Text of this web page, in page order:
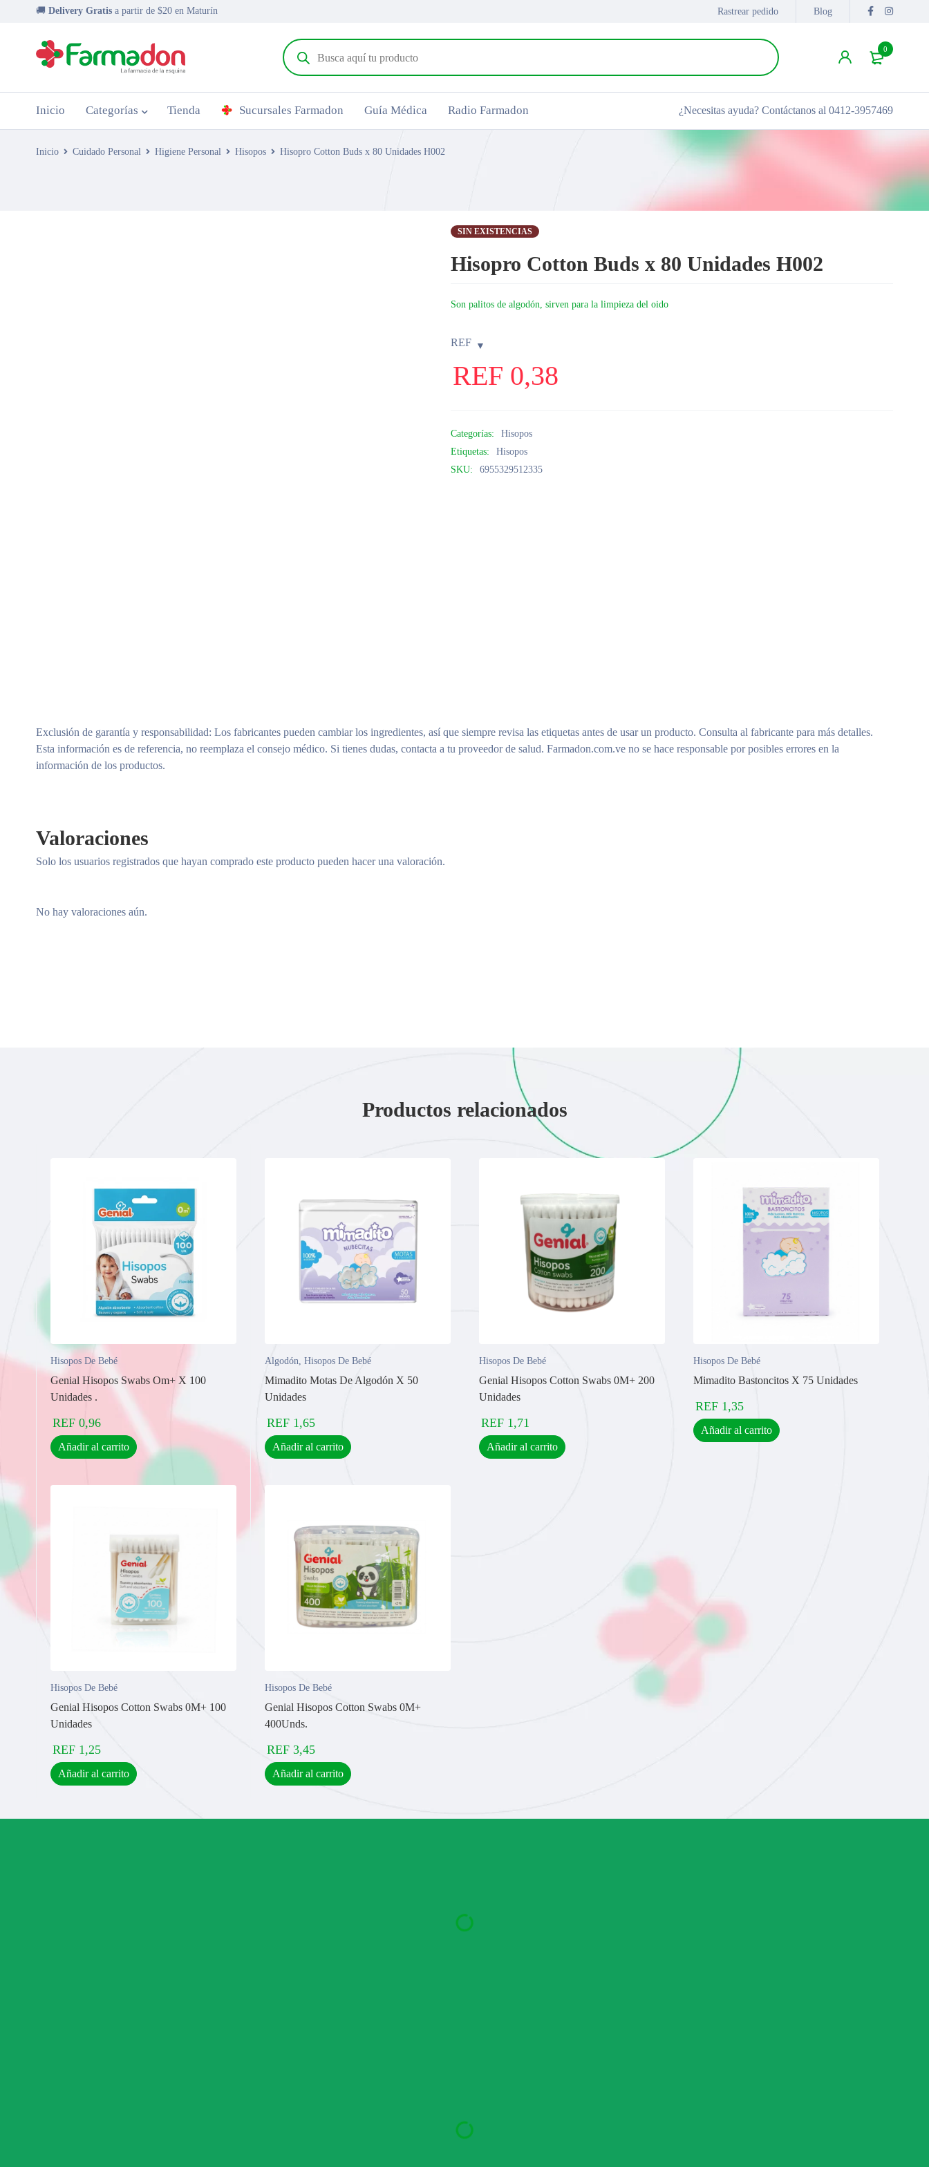
🚚 Delivery Gratis a partir de $20 en Maturín Rastrear pedido Blog
0
Inicio Categorías Tienda Sucursales Farmadon Guía Médica Radio Farmadon ¿Necesitas ayuda? Contáctanos al 0412-3957469
Inicio Cuidado Personal Higiene Personal Hisopos Hisopro Cotton Buds x 80 Unidades H002
SIN EXISTENCIAS
Hisopro Cotton Buds x 80 Unidades H002
Son palitos de algodón, sirven para la limpieza del oido
REF
REF 0,38
Categorías:
Hisopos
Etiquetas:
Hisopos
SKU:
6955329512335
Exclusión de garantía y responsabilidad: Los fabricantes pueden cambiar los ingredientes, así que siempre revisa las etiquetas antes de usar un producto. Consulta al fabricante para más detalles.
Esta información es de referencia, no reemplaza el consejo médico. Si tienes dudas, contacta a tu proveedor de salud. Farmadon.com.ve no se hace responsable por posibles errores en la
información de los productos.
Valoraciones
No hay valoraciones aún.
Solo los usuarios registrados que hayan comprado este producto pueden hacer una valoración.
Productos relacionados
Hisopos De Bebé
Genial Hisopos Swabs Om+ X 100
Unidades .
REF 0,96
Añadir al carrito
Algodón, Hisopos De Bebé
Mimadito Motas De Algodón X 50
Unidades
REF 1,65
Añadir al carrito
Hisopos De Bebé
Genial Hisopos Cotton Swabs 0M+ 200
Unidades
REF 1,71
Añadir al carrito
Hisopos De Bebé
Mimadito Bastoncitos X 75 Unidades
REF 1,35
Añadir al carrito
Hisopos De Bebé
Genial Hisopos Cotton Swabs 0M+ 100
Unidades
REF 1,25
Añadir al carrito
Hisopos De Bebé
Genial Hisopos Cotton Swabs 0M+
400Unds.
REF 3,45
Añadir al carrito